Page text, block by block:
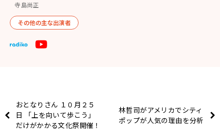
寺島尚正
その他の主な出演者
おとなりさん １０月２５
日 「上を向いて歩こう」
だけがかかる文化祭開催！
林哲司がアメリカでシティ
ポップが人気の理由を分析